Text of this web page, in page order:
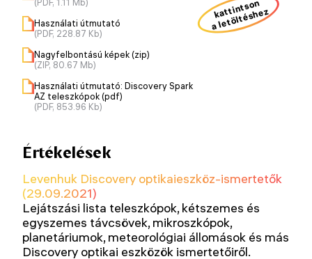
(PDF, 1.11 Mb)
Használati útmutató
(PDF, 228.87 Kb)
Nagyfelbontású képek (zip)
(ZIP, 80.67 Mb)
Használati útmutató: Discovery Spark
AZ teleszkópok (pdf)
(PDF, 853.96 Kb)
kattintson
a letöltéshez
Értékelések
Levenhuk Discovery optikaieszköz-ismertetők
(29.09.2021)
Lejátszási lista teleszkópok, kétszemes és
egyszemes távcsövek, mikroszkópok,
planetáriumok, meteorológiai állomások és más
Discovery optikai eszközök ismertetőiről.